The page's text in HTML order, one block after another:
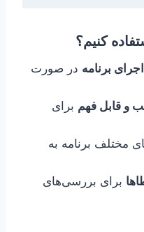
برنامه در صورت
و قابل فهم برای
مختلف برنامه به
برای بررسی‌های